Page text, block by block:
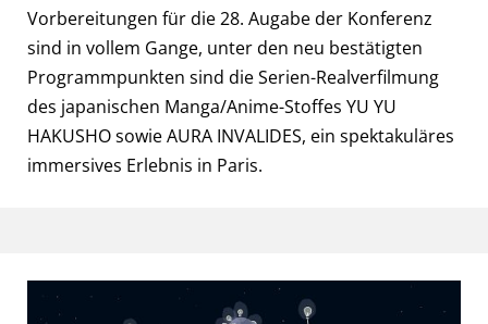
Vorbereitungen für die 28. Augabe der Konferenz
sind in vollem Gange, unter den neu bestätigten
Programmpunkten sind die Serien-Realverfilmung
des japanischen Manga/Anime-Stoffes YU YU
HAKUSHO sowie AURA INVALIDES, ein spektakuläres
immersives Erlebnis in Paris.